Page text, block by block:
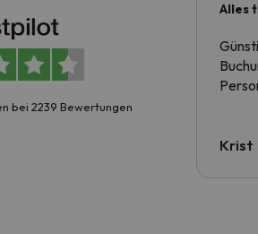
bei 2239 Bewertungen
Alles
Krist